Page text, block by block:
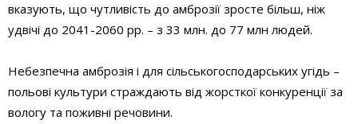
вказують, що чутливість до амброзії зросте більш, ніж
удвічі до 2041-2060 рр. – з 33 млн. до 77 млн людей.
Небезпечна амброзія і для сільськогосподарських угідь –
польові культури страждають від жорсткої конкуренції за
вологу та поживні речовини.